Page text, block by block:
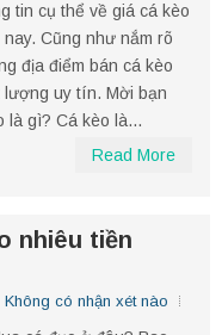
tin cụ thể về giá cá kèo
nay. Cũng như nắm rõ
địa điểm bán cá kèo
lượng uy tín. Mời bạn
là gì? Cá kèo là...
Read More
nhiêu tiền
Không có nhận xét nào